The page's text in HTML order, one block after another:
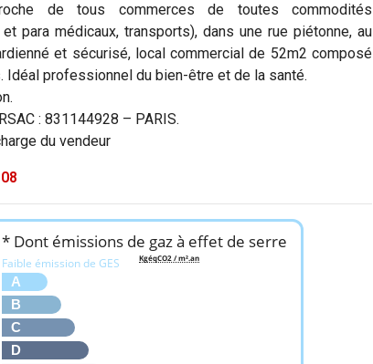
de tous commerces de toutes commodités
para médicaux, transports), dans une rue piétonne, au
et sécurisé, local commercial de 52m2 composé
professionnel du bien-être et de la santé.
: 831144928 – PARIS.
du vendeur
* Dont émissions de gaz à effet de serre
Faible émission de GES
A
B
C
D
KgéqCO2 / m².an